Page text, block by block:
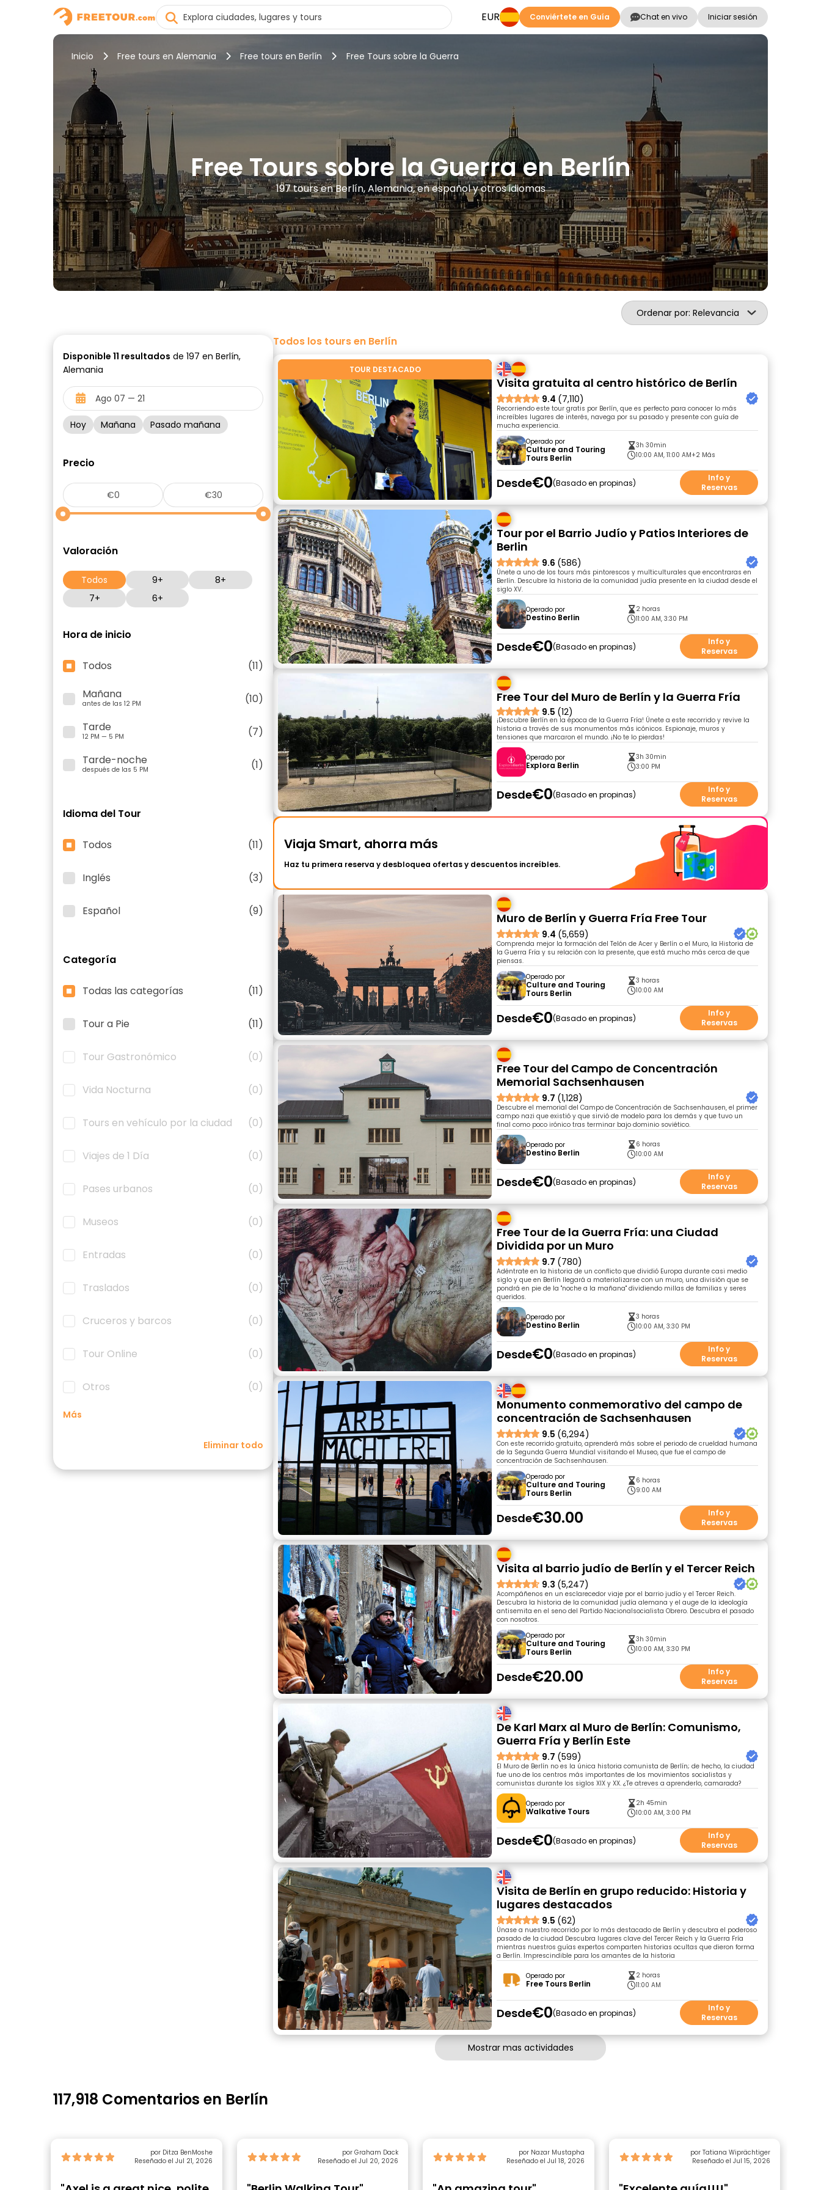
EUR Conviértete en Guía Chat en vivo Iniciar sesión
Inicio Free tours en Alemania Free tours en Berlín Free Tours sobre la Guerra
Free Tours sobre la Guerra en Berlín
197 tours en Berlín, Alemania, en español y otros idiomas
Ordenar por: Relevancia
Disponible 11 resultados de 197 en Berlín,
Alemania
Hoy Mañana Pasado mañana
Precio
Valoración
Todos 9+
8+
7+
6+
Hora de inicio
Todos
(11)
Mañana
antes de las 12 PM
(10)
Tarde
12 PM — 5 PM
(7)
Tarde-noche
después de las 5 PM (1)
Idioma del Tour
Todos (11)
Inglés (3)
Español (9)
Categoría
Todas las categorías (11)
Tour a Pie (11)
Tour Gastronómico (0)
Vida Nocturna (0)
Tours en vehículo por la ciudad (0)
Viajes de 1 Día (0)
Pases urbanos (0)
Museos (0)
Entradas (0)
Traslados (0)
Cruceros y barcos (0)
Tour Online (0)
Otros (0)
Más
Eliminar todo
Todos los tours en Berlín
TOUR DESTACADO
Visita gratuita al centro histórico de Berlín
9.4 (7,110)
Recorriendo este tour gratis por Berlín, que es perfecto para conocer lo más
increíbles lugares de interés, navega por su pasado y presente con guía de
mucha experiencia.
Operado por
Culture and Touring
Tours Berlin
3h 30min
10:00 AM, 11:00 AM+2 Más
Desde€0 Basado en propinas
Info y
Reservas
Tour por el Barrio Judío y Patios Interiores de
Berlin
9.6 (586)
Únete a uno de los tours más pintorescos y multiculturales que encontraras en
Berlín. Descubre la historia de la comunidad judía presente en la ciudad desde el
siglo XV.
Operado por
Destino Berlin
2 horas
11:00 AM, 3:30 PM
Desde€0 Basado en propinas
Info y
Reservas
Free Tour del Muro de Berlín y la Guerra Fría
9.5 (12)
¡Descubre Berlín en la época de la Guerra Fría! Únete a este recorrido y revive la
historia a través de sus monumentos más icónicos. Espionaje, muros y
tensiones que marcaron el mundo. ¡No te lo pierdas!
Operado por
Explora Berlin
3h 30min
3:00 PM
Desde€0 Basado en propinas
Info y
Reservas
Viaja Smart, ahorra más
Haz tu primera reserva y desbloquea ofertas y descuentos increíbles.
Muro de Berlín y Guerra Fría Free Tour
9.4 (5,659)
Comprenda mejor la formación del Telón de Acer y Berlín o el Muro, la Historia de
la Guerra Fría y su relación con la presente, que está mucho más cerca de que
piensas.
Operado por
Culture and Touring
Tours Berlin
3 horas
10:00 AM
Desde€0 Basado en propinas
Info y
Reservas
Free Tour del Сampo de Сoncentración
Memorial Sachsenhausen
9.7 (1,128)
Descubre el memorial del Campo de Concentración de Sachsenhausen, el primer
campo nazi que existió y que sirvió de modelo para los demás y que tuvo un
final como poco irónico tras terminar bajo dominio soviético.
Operado por
Destino Berlin
6 horas
10:00 AM
Desde€0 Basado en propinas
Info y
Reservas
Free Tour de la Guerra Fría: una Ciudad
Dividida por un Muro
9.7 (780)
Adéntrate en la historia de un conflicto que dividió Europa durante casi medio
siglo y que en Berlín llegará a materializarse con un muro, una división que se
pondrá en pie de la "noche a la mañana" dividiendo millas de familias y seres
queridos.
Operado por
Destino Berlin
3 horas
10:00 AM, 3:30 PM
Desde€0 Basado en propinas
Info y
Reservas
Monumento conmemorativo del campo de
concentración de Sachsenhausen
9.5 (6,294)
Con este recorrido gratuito, aprenderá más sobre el periodo de crueldad humana
de la Segunda Guerra Mundial visitando el Museo, que fue el campo de
concentración de Sachsenhausen.
Operado por
Culture and Touring
Tours Berlin
6 horas
9:00 AM
Desde€30.00
Info y
Reservas
Visita al barrio judío de Berlín y el Tercer Reich
9.3 (5,247)
Acompáñenos en un esclarecedor viaje por el barrio judío y el Tercer Reich.
Descubra la historia de la comunidad judía alemana y el auge de la ideología
antisemita en el seno del Partido Nacionalsocialista Obrero. Descubra el pasado
con nosotros.
Operado por
Culture and Touring
Tours Berlin
3h 30min
10:00 AM, 3:30 PM
Desde€20.00
Info y
Reservas
De Karl Marx al Muro de Berlín: Comunismo,
Guerra Fría y Berlín Este
9.7 (599)
El Muro de Berlín no es la única historia comunista de Berlín; de hecho, la ciudad
fue uno de los centros más importantes de los movimientos socialistas y
comunistas durante los siglos XIX y XX. ¿Te atreves a aprenderlo, camarada?
Operado por
Walkative Tours
2h 45min
10:00 AM, 3:00 PM
Desde€0 Basado en propinas
Info y
Reservas
Visita de Berlín en grupo reducido: Historia y
lugares destacados
9.5 (62)
Únase a nuestro recorrido por lo más destacado de Berlín y descubra el poderoso
pasado de la ciudad Descubra lugares clave del Tercer Reich y la Guerra Fría
mientras nuestros guías expertos comparten historias ocultas que dieron forma
a Berlín. Imprescindible para los amantes de la historia
Operado por
Free Tours Berlin
2 horas
11:00 AM
Desde€0 Basado en propinas
Info y
Reservas
Mostrar mas actividades
117,918 Comentarios en Berlín
por Ditza BenMoshe
Reseñado el Jul 21, 2026
por Graham Dack
Reseñado el Jul 20, 2026
por Nazar Mustapha
Reseñado el Jul 18, 2026
por Tatiana Wiprächtiger
Reseñado el Jul 15, 2026